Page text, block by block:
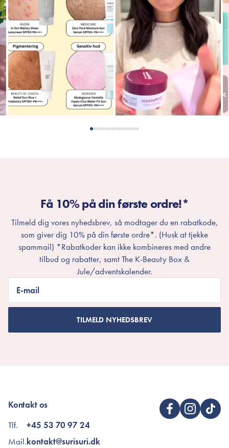
Er dette tilfældet henvises til produktemballage eller til
mærket’s officielle hjemmeside.
Få 10% på din første ordre!*
Tilmeld dig vores nyhedsbrev, så modtager du en rabatkode,
som giver dig 10% på din første ordre*. (Husk at tjekke
spammail) *Rabatkoder kan ikke kombineres med andre
tilbud og rabatter, samt The K-Beauty Box &
Jule/adventskalender.
E-mail
TILMELD NYHEDSBREV
Kontakt os
Tlf.
Mail.
+45 53 70 97 24
kontakt@surisuri.dk